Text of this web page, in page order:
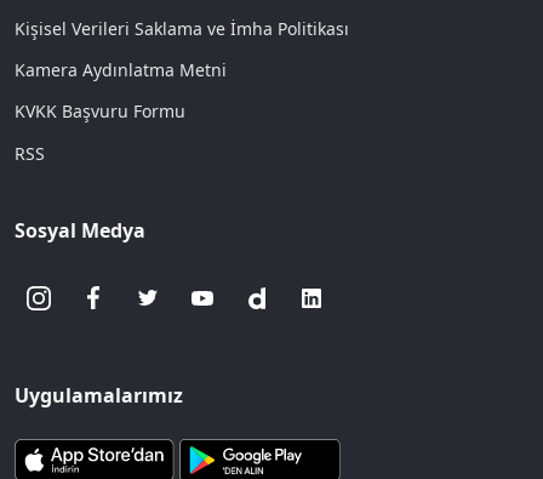
Kişisel Verileri Saklama ve İmha Politikası
Kamera Aydınlatma Metni
KVKK Başvuru Formu
RSS
Sosyal Medya
Uygulamalarımız